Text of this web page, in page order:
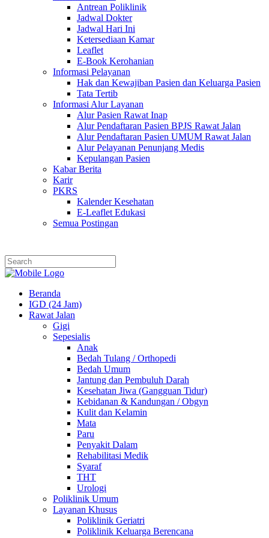
Antrean Poliklinik
Jadwal Dokter
Jadwal Hari Ini
Ketersediaan Kamar
Leaflet
E-Book Kerohanian
Informasi Pelayanan
Hak dan Kewajiban Pasien dan Keluarga Pasien
Tata Tertib
Informasi Alur Layanan
Alur Pasien Rawat Inap
Alur Pendaftaran Pasien BPJS Rawat Jalan
Alur Pendaftaran Pasien UMUM Rawat Jalan
Alur Pelayanan Penunjang Medis
Kepulangan Pasien
Kabar Berita
Karir
PKRS
Kalender Kesehatan
E-Leaflet Edukasi
Semua Postingan
Beranda
IGD (24 Jam)
Rawat Jalan
Gigi
Sepesialis
Anak
Bedah Tulang / Orthopedi
Bedah Umum
Jantung dan Pembuluh Darah
Kesehatan Jiwa (Gangguan Tidur)
Kebidanan & Kandungan / Obgyn
Kulit dan Kelamin
Mata
Paru
Penyakit Dalam
Rehabilitasi Medik
Syaraf
THT
Urologi
Poliklinik Umum
Layanan Khusus
Poliklinik Geriatri
Poliklinik Keluarga Berencana